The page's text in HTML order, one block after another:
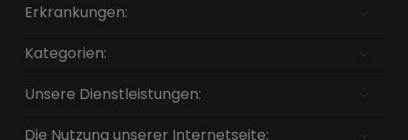
Erkrankungen:
Kategorien:
Unsere Dienstleistungen:
Die Nutzung unserer Internetseite: